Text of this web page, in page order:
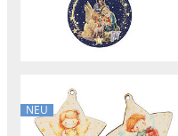
NEU